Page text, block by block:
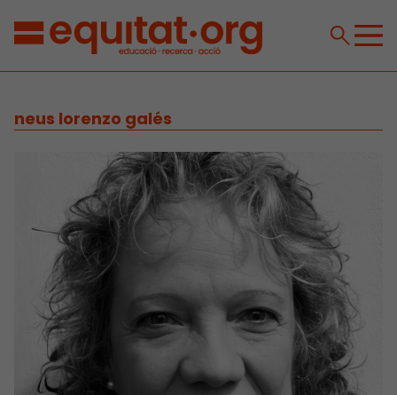
neus lorenzo galés